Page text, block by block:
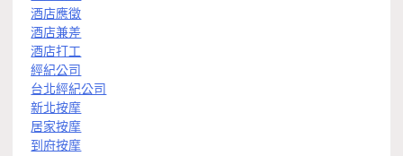
酒店應徵
酒店兼差
酒店打工
經紀公司
台北經紀公司
新北按摩
居家按摩
到府按摩